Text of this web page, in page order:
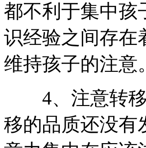
都不利于集中孩
识经验之间存在
维持孩子的注意。
4、注意转移
移的品质还没有